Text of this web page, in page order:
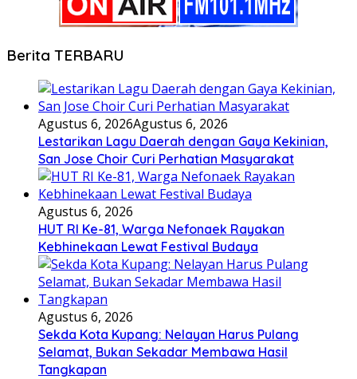
Berita TERBARU
Agustus 6, 2026Agustus 6, 2026
Lestarikan Lagu Daerah dengan Gaya Kekinian,
San Jose Choir Curi Perhatian Masyarakat
Agustus 6, 2026
HUT RI Ke-81, Warga Nefonaek Rayakan
Kebhinekaan Lewat Festival Budaya
Agustus 6, 2026
Sekda Kota Kupang: Nelayan Harus Pulang
Selamat, Bukan Sekadar Membawa Hasil
Tangkapan